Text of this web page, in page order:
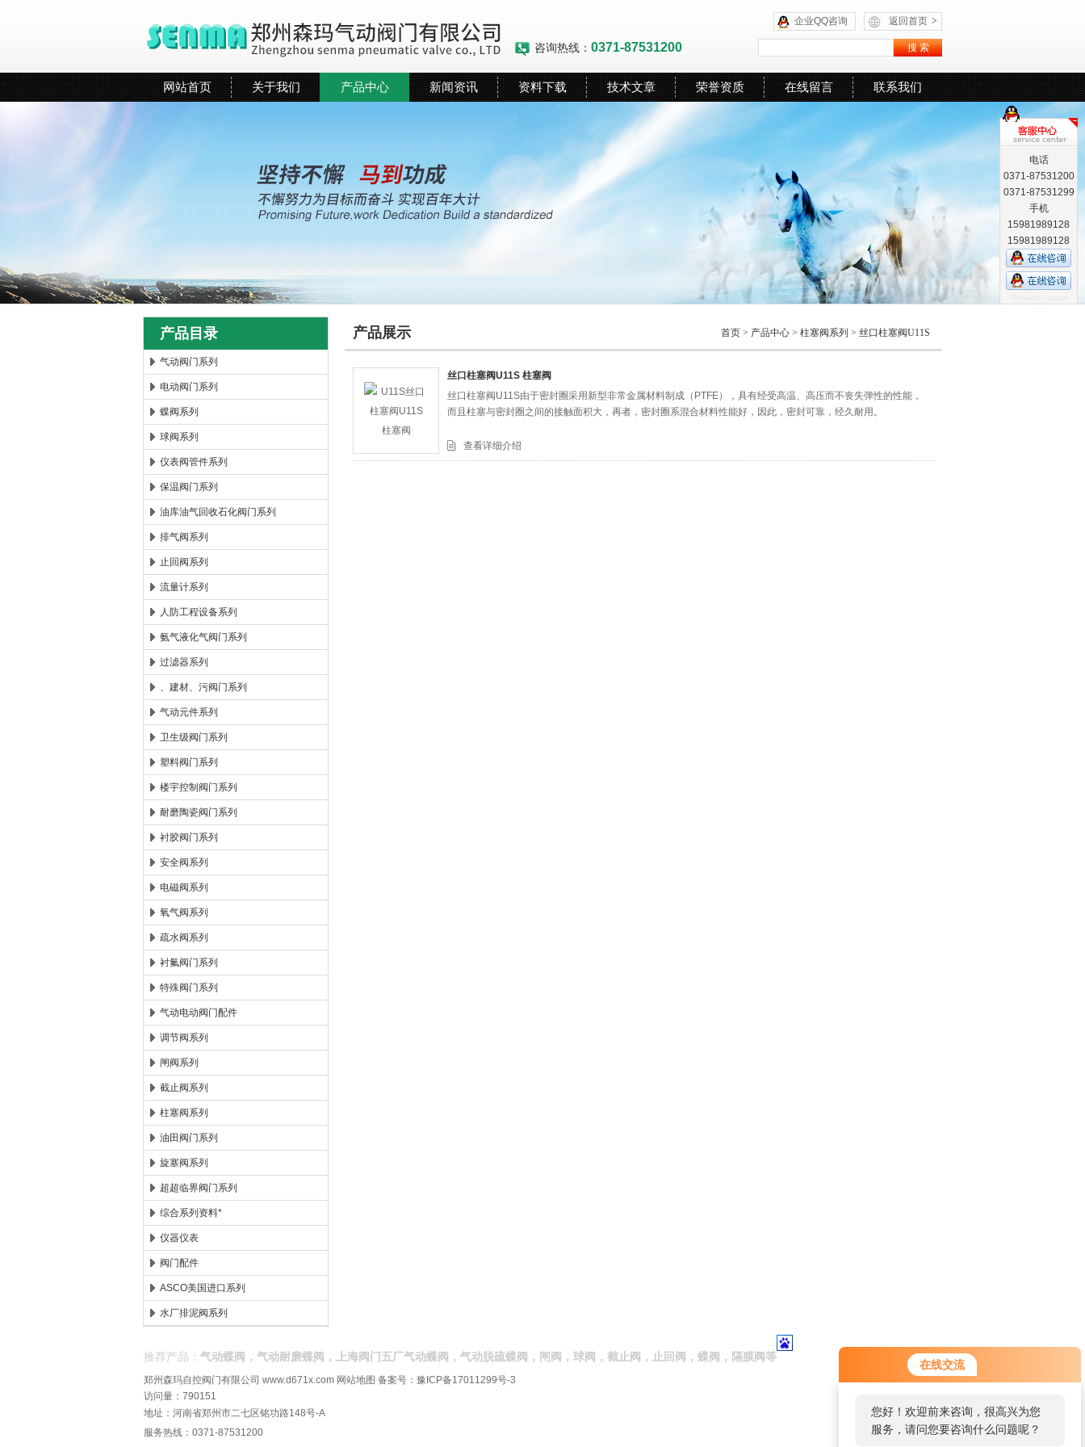
在线交流
您好！欢迎前来咨询，很高兴为您
服务，请问您要咨询什么问题呢？
郑州森玛自控阀门有限公司
返回首页 >
企业QQ咨询
咨询热线： 0371-87531200
网站首页 关于我们 产品中心 新闻资讯 资料下载 技术文章 荣誉资质 在线留言 联系我们
产品目录
气动阀门系列
电动阀门系列
蝶阀系列
球阀系列
仪表阀管件系列
保温阀门系列
油库油气回收石化阀门系列
排气阀系列
止回阀系列
流量计系列
人防工程设备系列
氨气液化气阀门系列
过滤器系列
、建材、污阀门系列
气动元件系列
卫生级阀门系列
塑料阀门系列
楼宇控制阀门系列
耐磨陶瓷阀门系列
衬胶阀门系列
安全阀系列
电磁阀系列
氧气阀系列
疏水阀系列
衬氟阀门系列
特殊阀门系列
气动电动阀门配件
调节阀系列
闸阀系列
截止阀系列
柱塞阀系列
油田阀门系列
旋塞阀系列
超超临界阀门系列
综合系列资料*
仪器仪表
阀门配件
ASCO美国进口系列
水厂排泥阀系列
产品展示 首页 > 产品中心 > 柱塞阀系列 > 丝口柱塞阀U11S
丝口柱塞阀U11S 柱塞阀
丝口柱塞阀U11S由于密封圈采用新型非常金属材料制成（PTFE），具有经受高温、高压而不丧失弹性的性能，
而且柱塞与密封圈之间的接触面积大，再者，密封圈系混合材料性能好，因此，密封可靠，经久耐用。
查看详细介绍
推荐产品： 气动蝶阀，气动耐磨蝶阀，上海阀门五厂气动蝶阀，气动脱硫蝶阀，闸阀，球阀，截止阀，止回阀，蝶阀，隔膜阀等
郑州森玛自控阀门有限公司 www.d671x.com 网站地图 备案号： 豫ICP备17011299号-3
访问量：790151
地址：河南省郑州市二七区铭功路148号-A
服务热线：0371-87531200
电话
0371-87531200
0371-87531299
手机
15981989128
15981989128